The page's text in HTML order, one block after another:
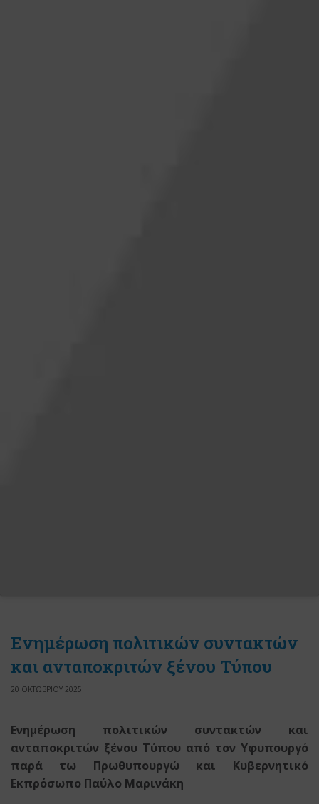
Ενημέρωση πολιτικών συντακτών
και ανταποκριτών ξένου Τύπου
20 ΟΚΤΩΒΡΙΟΥ 2025
Ενημέρωση πολιτικών συντακτών και
ανταποκριτών ξένου Τύπου από τον Υφυπουργό
παρά τω Πρωθυπουργώ και Κυβερνητικό
Εκπρόσωπο Παύλο Μαρινάκη